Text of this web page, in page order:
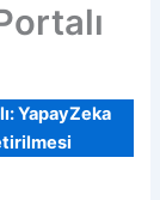
YapayZeka